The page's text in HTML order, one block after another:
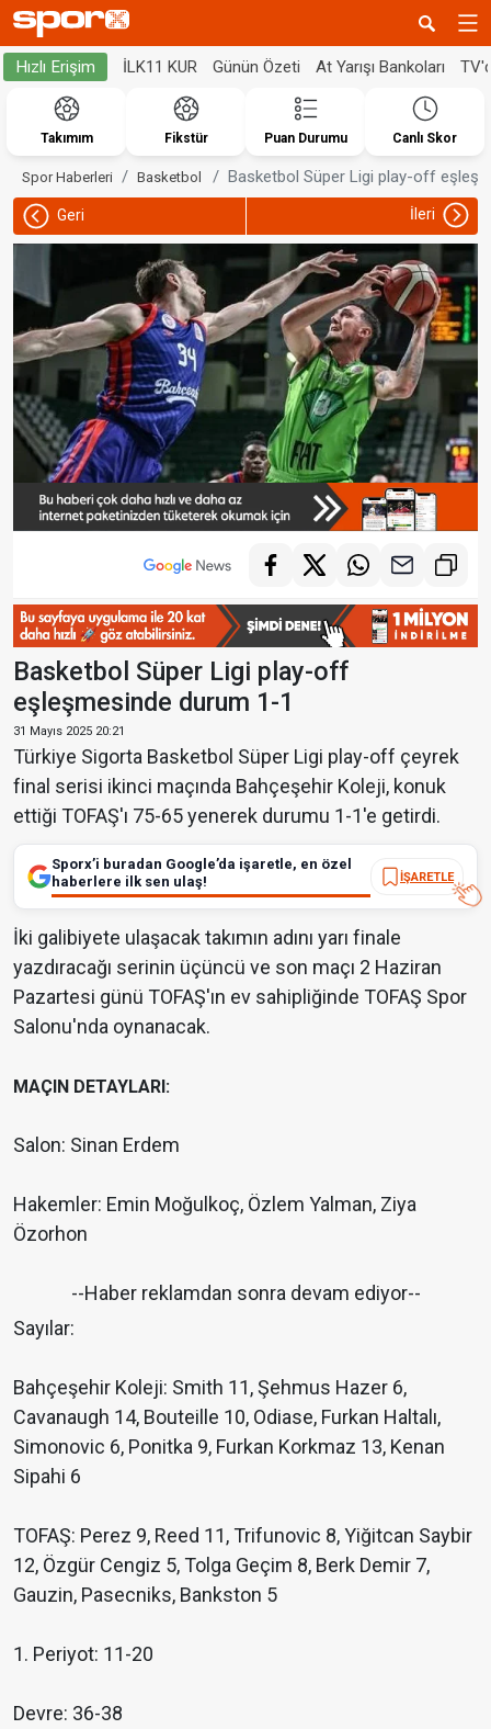
Hızlı Erişim İLK11 KUR Günün Özeti At Yarışı Bankoları
Takımım Fikstür Puan Durumu Canlı Skor
Spor Haberleri Basketbol Basketbol Süper Ligi play-off
Geri İleri
Basketbol Süper Ligi play-off
eşleşmesinde durum 1-1
31 Mayıs 2025 20:21
Türkiye Sigorta Basketbol Süper Ligi play-off çeyrek
final serisi ikinci maçında Bahçeşehir Koleji, konuk
ettiği TOFAŞ'ı 75-65 yenerek durumu 1-1'e getirdi.
Sporx’i buradan Google’da işaretle, en özel
haberlere ilk sen ulaş!
İŞARETLE
İki galibiyete ulaşacak takımın adını yarı finale
yazdıracağı serinin üçüncü ve son maçı 2 Haziran
Pazartesi günü TOFAŞ'ın ev sahipliğinde TOFAŞ Spor
Salonu'nda oynanacak.
MAÇIN DETAYLARI:
Salon: Sinan Erdem
Hakemler: Emin Moğulkoç, Özlem Yalman, Ziya
Özorhon
--Haber reklamdan sonra devam ediyor--
Sayılar:
Bahçeşehir Koleji: Smith 11, Şehmus Hazer 6,
Cavanaugh 14, Bouteille 10, Odiase, Furkan Haltalı,
Simonovic 6, Ponitka 9, Furkan Korkmaz 13, Kenan
Sipahi 6
TOFAŞ: Perez 9, Reed 11, Trifunovic 8, Yiğitcan Saybir
12, Özgür Cengiz 5, Tolga Geçim 8, Berk Demir 7,
Gauzin, Pasecniks, Bankston 5
1. Periyot: 11-20
Devre: 36-38